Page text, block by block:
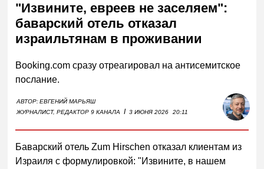
"Извините, евреев не заселяем":
баварский отель отказал
израильтянам в проживании
Booking.com сразу отреагировал на антисемитское
послание.
АВТОР:ЕВГЕНИЙ МАРЬЯШ
ЖУРНАЛИСТ, РЕДАКТОР 9 КАНАЛА
I 3 ИЮНЯ 2026 20:11
Баварский отель Zum Hirschen отказал клиентам из
Израиля с формулировкой: "Извините, в нашем